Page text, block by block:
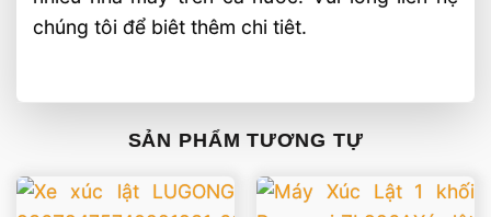
chúng tôi để biêt thêm chi tiêt.
SẢN PHẨM TƯƠNG TỰ